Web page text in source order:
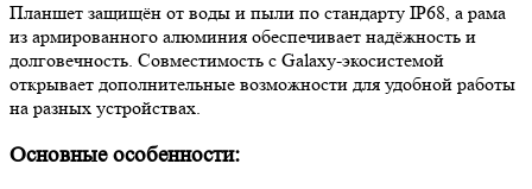
Планшет защищён от воды и пыли по стандарту IP68, а рама
из армированного алюминия обеспечивает надёжность и
долговечность. Совместимость с Galaxy-экосистемой
открывает дополнительные возможности для удобной работы
на разных устройствах.
Основные особенности: